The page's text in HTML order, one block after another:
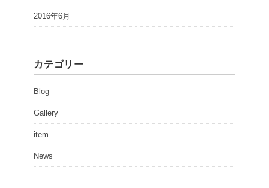
2016年6月
カテゴリー
Blog
Gallery
item
News